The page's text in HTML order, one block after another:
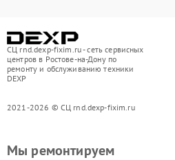
СЦ rnd.dexp-fixim.ru - сеть сервисных
центров в Ростове-на-Дону по
ремонту и обслуживанию техники
DEXP
2021-2026 © СЦ rnd.dexp-fixim.ru
Мы ремонтируем